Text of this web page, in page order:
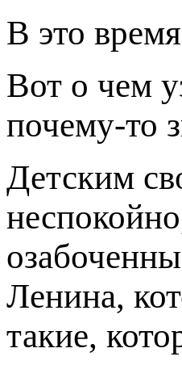
В это
Вот о чем
почему-то
Детским
Ленина,
такие,